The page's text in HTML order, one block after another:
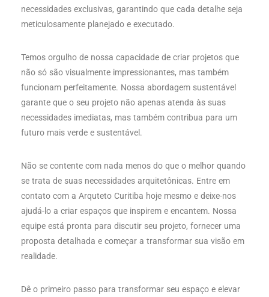
necessidades exclusivas, garantindo que cada detalhe seja
meticulosamente planejado e executado.
Temos orgulho de nossa capacidade de criar projetos que
não só são visualmente impressionantes, mas também
funcionam perfeitamente. Nossa abordagem sustentável
garante que o seu projeto não apenas atenda às suas
necessidades imediatas, mas também contribua para um
futuro mais verde e sustentável.
Não se contente com nada menos do que o melhor quando
se trata de suas necessidades arquitetônicas. Entre em
contato com a Arquteto Curitiba hoje mesmo e deixe-nos
ajudá-lo a criar espaços que inspirem e encantem. Nossa
equipe está pronta para discutir seu projeto, fornecer uma
proposta detalhada e começar a transformar sua visão em
realidade.
Dê o primeiro passo para transformar seu espaço e elevar